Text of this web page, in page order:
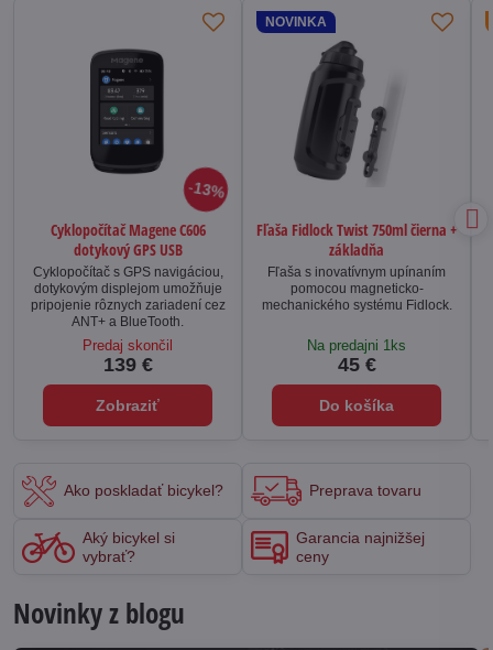
Novinky z blogu
13%
Cyklopočítač Magene C606
dotykový GPS USB
Cyklopočítač s GPS navigáciou,
dotykovým displejom umožňuje
pripojenie rôznych zariadení cez
ANT+ a BlueTooth.
Predaj skončil
139 €
Zobraziť
NOVINKA
Fľaša Fidlock Twist 750ml čierna +
základňa
Fľaša s inovatívnym upínaním
pomocou magneticko-
mechanického systému Fidlock.
Na predajni 1ks
45 €
Do košíka
Ako poskladať bicykel? Preprava tovaru
Aký bicykel si
vybrať?
Garancia najnižšej
ceny